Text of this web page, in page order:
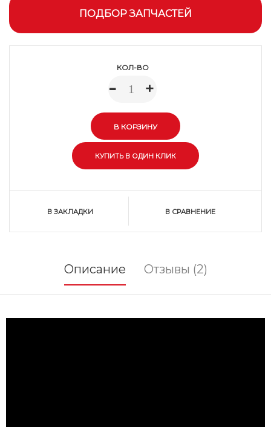
ПОДБОР ЗАПЧАСТЕЙ
КОЛ-ВО
- +
В ЗАКЛАДКИ В СРАВНЕНИЕ
Описание Отзывы (2)